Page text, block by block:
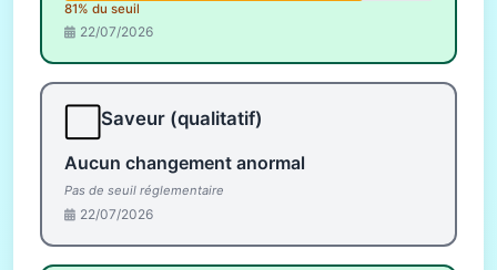
81% du seuil
22/07/2026
Saveur (qualitatif)
Aucun changement anormal
Pas de seuil réglementaire
22/07/2026